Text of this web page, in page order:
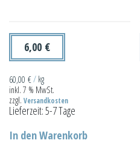
6,00 €
60,00 €/ kg
inkl. 7 % MwSt.
zzgl. Versandkosten
Lieferzeit:5-7 Tage
In den Warenkorb